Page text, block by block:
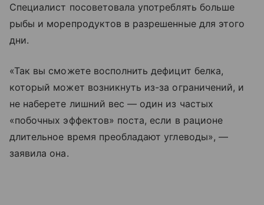
Специалист посоветовала употреблять больше
рыбы и морепродуктов в разрешенные для этого
дни.
«Так вы сможете восполнить дефицит белка,
который может возникнуть из-за ограничений, и
не наберете лишний вес — один из частых
«побочных эффектов» поста, если в рационе
длительное время преобладают углеводы», —
заявила она.